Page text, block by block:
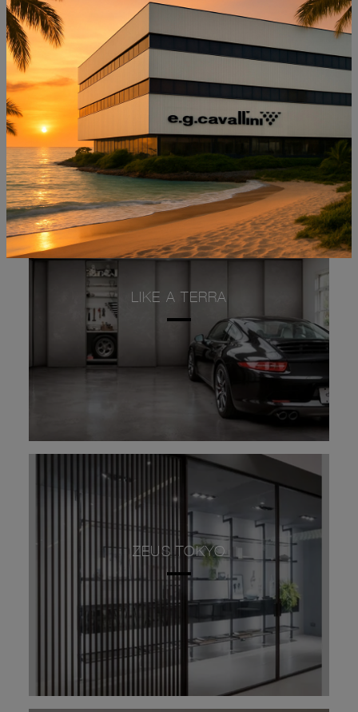
NON PERDERTI ANCHE:
LIKE A TERRA
ZEUS TOKYO